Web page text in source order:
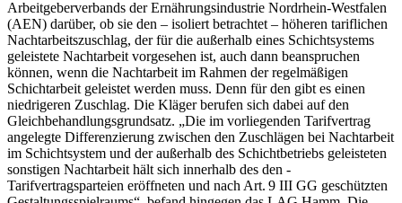
Arbeitgeberverbands der Ernährungsindustrie Nordrhein-Westfalen
(AEN) darüber, ob sie den – isoliert betrachtet – höheren tariflichen
Nachtarbeitszuschlag, der für die außerhalb eines Schichtsystems
geleistete Nachtarbeit vorgesehen ist, auch dann beanspruchen
können, wenn die Nachtarbeit im Rahmen der regelmäßigen
Schichtarbeit geleistet werden muss. Denn für den gibt es ­einen
niedrigeren Zuschlag. Die Kläger berufen sich dabei auf den
Gleichbehandlungsgrundsatz. „Die im vorliegenden Tarifvertrag
angelegte Differenzierung zwischen den Zuschlägen bei Nachtarbeit
im Schichtsystem und der außerhalb des Schichtbetriebs geleiste­ten
sonstigen Nachtarbeit hält sich innerhalb des den ­
Tarifvertragsparteien eröffneten und nach Art. 9 III GG geschützten